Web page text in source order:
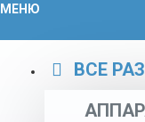
МЕНЮ
ВСЕ